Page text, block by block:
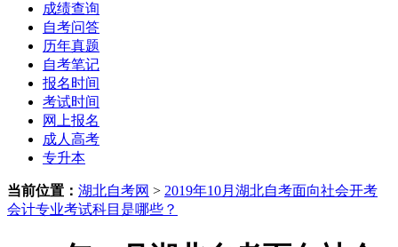
成绩查询
自考问答
历年真题
自考笔记
报名时间
考试时间
网上报名
成人高考
专升本
当前位置： 湖北自考网 > 2019年10月湖北自考面向社会开考
会计专业考试科目是哪些？